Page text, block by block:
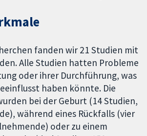
fanden wir 21 Studien mit
Alle Studien hatten Probleme
oder ihrer Durchführung, was
haben könnte. Die
bei der Geburt (14 Studien,
während eines Rückfalls (vier
oder zu einem